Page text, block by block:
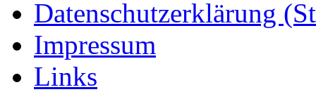
Datenschutzerklärung
Impressum
Links